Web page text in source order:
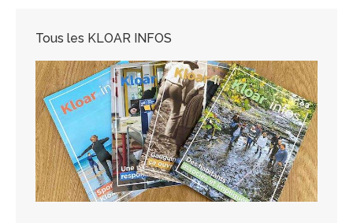
Tous les KLOAR INFOS